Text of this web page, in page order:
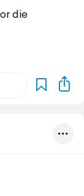
die